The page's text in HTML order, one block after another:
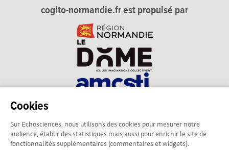
Cookies
Sur Echosciences, nous utilisons des cookies pour mesurer notre
audience, établir des statistiques mais aussi pour enrichir le site de
fonctionnalités supplémentaires (commentaires et widgets).
cogito-normandie.fr est propulsé par
technique et du dialogue science-société en Normandie.
cogito-normandie.fr est membre du réseau Echosciences